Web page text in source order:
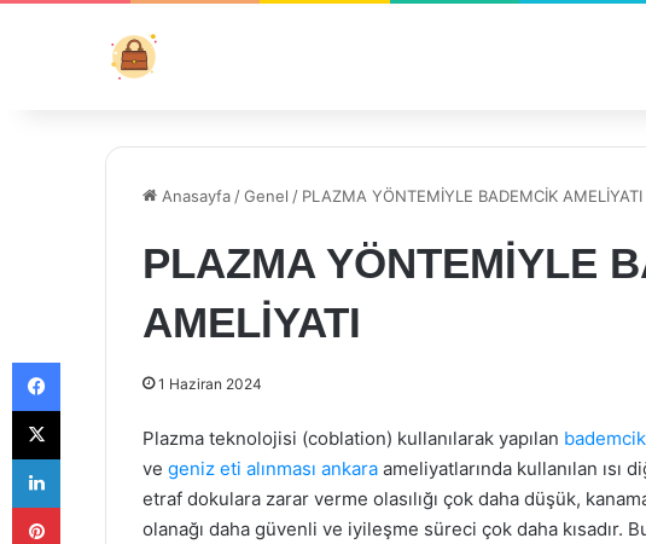
Anasayfa /Genel / PLAZMA YÖNTEMİYLE BADEMCİK AMELİYATI
PLAZMA YÖNTEMİYLE
AMELİYATI
1 Haziran 2024
Plazma teknolojisi (coblation) kullanılarak yapılan
ve geniz eti alınması ankara ameliyatlarında kullanılan
etraf dokulara zarar verme olasılığı çok daha düşük,
olanağı daha güvenli ve iyileşme süreci çok daha kısadır.
Facebook
X
LinkedIn
Pinterest